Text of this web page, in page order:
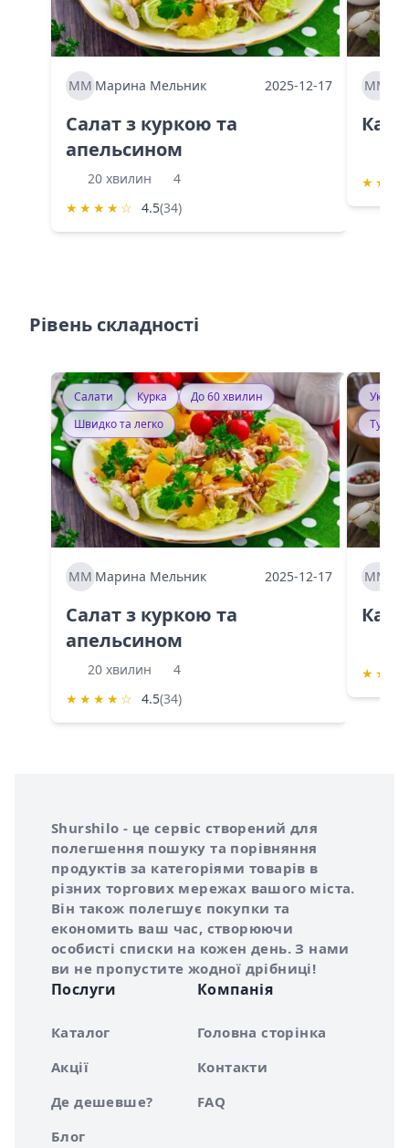
ММ Марина Мельник 2025-12-17
Салат з куркою та
апельсином
20 хвилин
4
★ ★ ★ ★ ☆ 4.5(34)
ММ
★ ★
Рівень складності
Салати Курка
До 60 хвилин
Швидко та легко
ММ Марина Мельник 2025-12-17
Салат з куркою та
апельсином
20 хвилин
4
★ ★ ★ ★ ☆ 4.5(34)
ММ
★ ★
Про сервіс Shurshilo
Shurshilo - це сервіс створений для
полегшення пошуку та порівняння
продуктів за категоріями товарів в
різних торгових мережах вашого міста.
Він також полегшує покупки та
економить ваш час, створюючи
особисті списки на кожен день. З нами
ви не пропустите жодної дрібниці!
Послуги
Каталог
Акції
Де дешевше?
Блог
Компанія
Головна сторінка
Контакти
FAQ